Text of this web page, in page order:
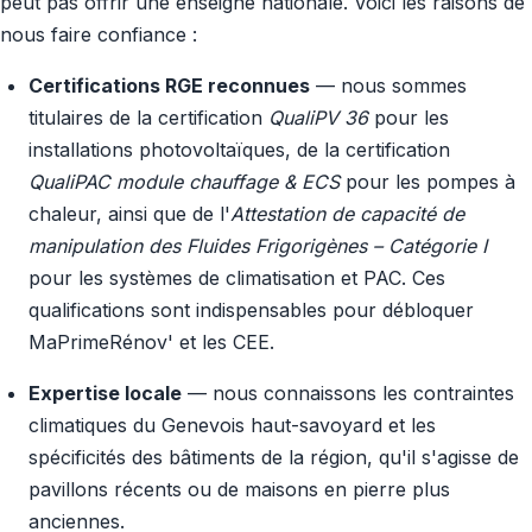
nous faire confiance :
Certifications RGE reconnues — nous sommes
titulaires de la certification QualiPV 36pour les
installations photovoltaïques, de la certification
QualiPAC module chauffage & ECSpour les pompes à
chaleur, ainsi que de l'Attestation de capacité de
manipulation des Fluides Frigorigènes – Catégorie I
pour les systèmes de climatisation et PAC. Ces
qualifications sont indispensables pour débloquer
MaPrimeRénov' et les CEE.
Expertise locale — nous connaissons les contraintes
climatiques du Genevois haut-savoyard et les
spécificités des bâtiments de la région, qu'il s'agisse de
pavillons récents ou de maisons en pierre plus
anciennes.